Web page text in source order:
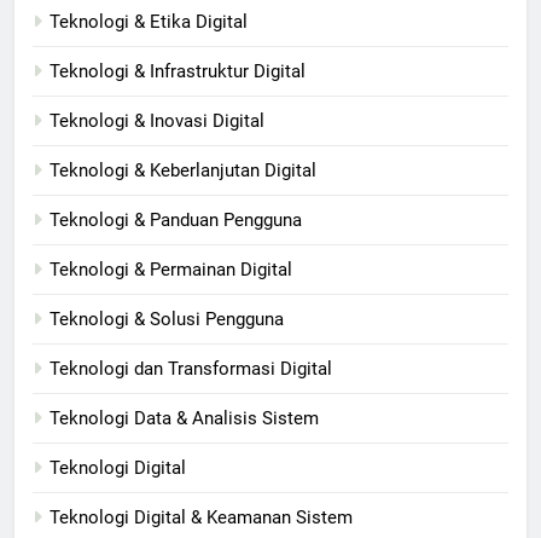
Teknologi & Etika Digital
Teknologi & Infrastruktur Digital
Teknologi & Inovasi Digital
Teknologi & Keberlanjutan Digital
Teknologi & Panduan Pengguna
Teknologi & Permainan Digital
Teknologi & Solusi Pengguna
Teknologi dan Transformasi Digital
Teknologi Data & Analisis Sistem
Teknologi Digital
Teknologi Digital & Keamanan Sistem